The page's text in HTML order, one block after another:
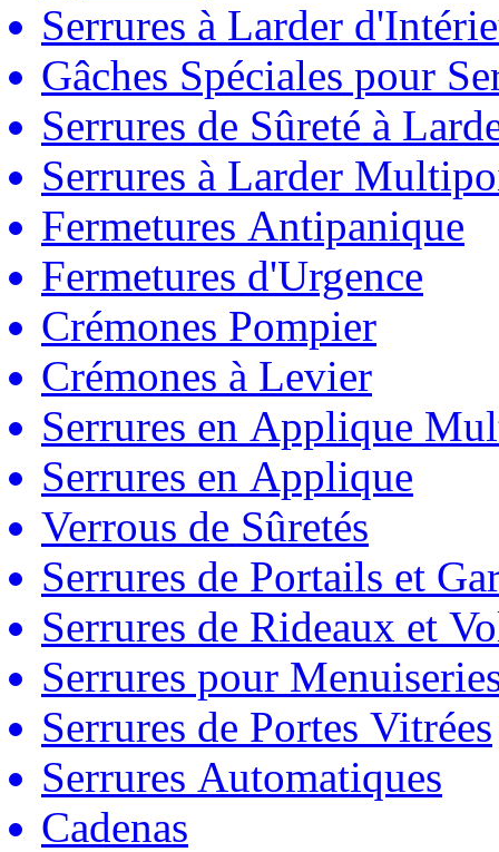
Serrures à Larder
Gâches Spéciales pour
Serrures de Sûreté à
Serrures à Larder
Fermetures Antipanique
Fermetures d'Urgence
Crémones Pompier
Crémones à Levier
Serrures en Applique
Serrures en Applique
Verrous de Sûretés
Serrures de Portails et
Serrures de Rideaux et
Serrures pour
Serrures de Portes Vitrées
Serrures Automatiques
Cadenas